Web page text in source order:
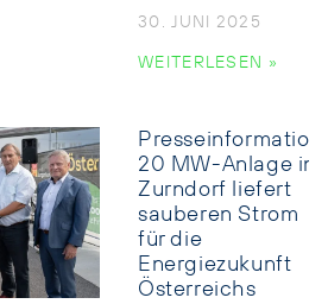
30. JUNI 2025
WEITERLESEN »
Presseinformation:
20 MW-Anlage in
Zurndorf liefert
sauberen Strom
für die
Energiezukunft
Österreichs